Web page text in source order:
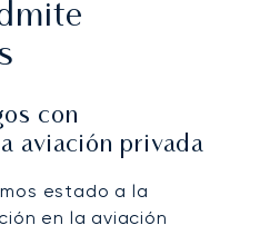
con
aviación privada
estado a la
en la aviación